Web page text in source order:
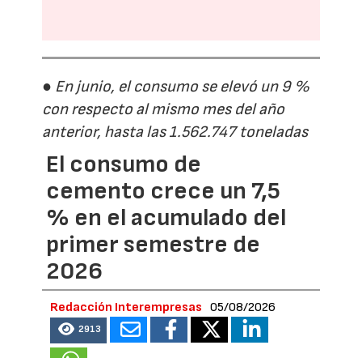
● En junio, el consumo se elevó un 9 %
con respecto al mismo mes del año
anterior, hasta las 1.562.747 toneladas
El consumo de
cemento crece un 7,5
% en el acumulado del
primer semestre de
2026
Redacción Interempresas 05/08/2026
2913